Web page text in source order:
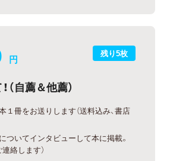
残り5枚
円
（自薦＆他薦）
１冊をお送りします（送料込み、書店
ついてインタビューして本に掲載。
絡します）